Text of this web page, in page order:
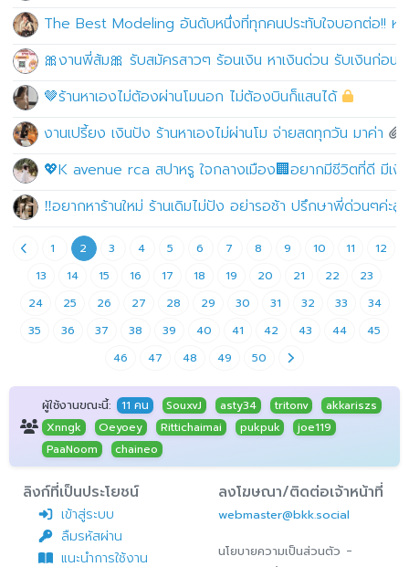
The Best Modeling อันดับหนึ่งที่ทุกคนประทับใจบอกต่อ!! ห
🎀งานพี่ส้ม🎀 รับสมัครสาวๆ ร้อนเงิน หาเงินด่วน รับเงินก่อนท
🤎ร้านหาเองไม่ต้องผ่านโมนอก ไม่ต้องบินก็แสนได้
งานเปรี้ยง เงินปัง ร้านหาเองไม่ผ่านโม จ่ายสดทุกวัน มาค่า
💖K avenue rca สปาหรู ใจกลางเมือง🏢อยากมีชีวิตที่ดี มีเงิ
‼️อยากหาร้านใหม่ ร้านเดิมไม่ปัง อย่ารอช้า ปรึกษาพี่ด่วนๆค่ะลู
1 2 3 4 5 6 7 8 9 10 11
12
13
14 15 16 17 18 19 20 21 22
23
24
25 26 27 28 29 30 31 32 33
34
35
36 37 38 39 40 41 42 43 44
45
46
47 48 49 50
ผู้ใช้งานขณะนี้: 11 คน SouxvJ asty34 tritonv
akkariszs
Xnngk
Oeyoey Rittichaimai pukpuk
joe119
PaaNoom
chaineo
ลิงก์ที่เป็นประโยชน์
เข้าสู่ระบบ
ลืมรหัสผ่าน
แนะนำการใช้งาน
ลงโฆษณา/ติดต่อเจ้าหน้าที่
webmaster@bkk.social
นโยบายความเป็นส่วนตัว -